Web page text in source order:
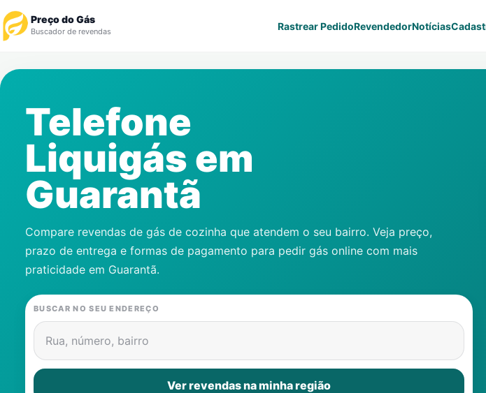
Preço do Gás
Buscador de revendas Rastrear PedidoRevendedorNotícias
Revendedor
Notícias
Cadastre-se
Contatos
Telefone
Liquigás em
Guarantã
Compare revendas de gás de cozinha que atendem o seu bairro. Veja preço,
prazo de entrega e formas de pagamento para pedir gás online com mais
praticidade em Guarantã.
BUSCAR NO SEU ENDEREÇO
Rua, número, bairro
Ver revendas na minha região